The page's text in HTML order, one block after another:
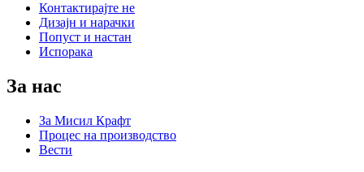
Контактирајте не
Дизајн и нарачки
Попуст и настан
Испорака
За нас
За Мисил Крафт
Процес на производство
Вести